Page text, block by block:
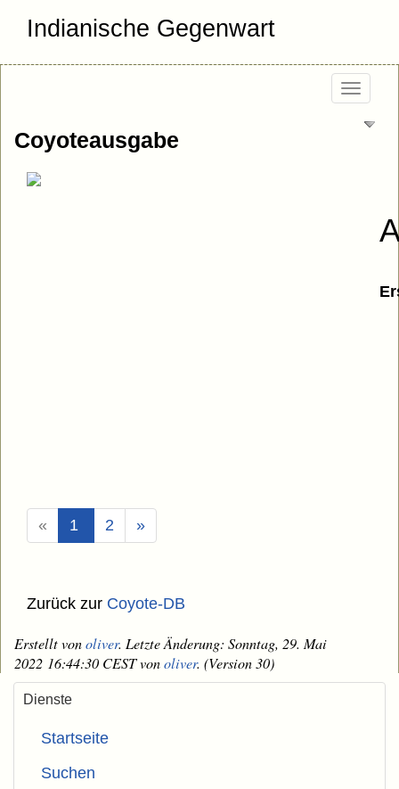
Indianische Gegenwart
Coyoteausgabe
« 1 (Aktuell)
2 »
Zurück zur Coyote-DB
Erstellt vonoliver. Letzte Änderung: Sonntag, 29. Mai
2022 16:44:30 CEST vonoliver. (Version 30)
Dienste
Startseite
Suchen